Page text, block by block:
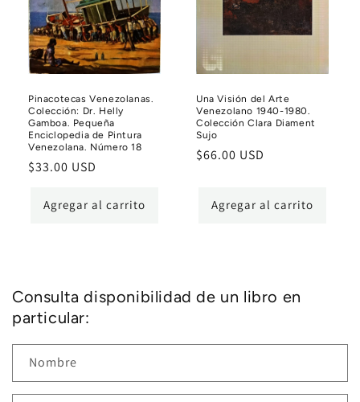
Pinacotecas Venezolanas.
Colección: Dr. Helly
Gamboa. Pequeña
Enciclopedia de Pintura
Venezolana. Número 18
Precio
$33.00 USD
Agregar al carrito
Una Visión del Arte
Venezolano 1940-1980.
Colección Clara Diament
Sujo
Precio
$66.00 USD
Agregar al carrito
Consulta disponibilidad de un libro en
particular:
Nombre